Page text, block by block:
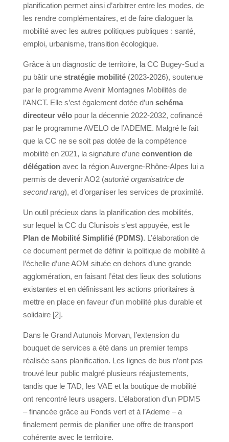
planification permet ainsi d’arbitrer entre les modes, de
les rendre complémentaires, et de faire dialoguer la
mobilité avec les autres politiques publiques : santé,
emploi, urbanisme, transition écologique.
Grâce à un diagnostic de territoire, la CC Bugey-Sud a
pu bâtir une stratégie mobilité(2023-2026), soutenue
par le programme Avenir Montagnes Mobilités de
l’ANCT. Elle s’est également dotée d’un schéma
directeur vélopour la décennie 2022-2032, cofinancé
par le programme AVELO de l’ADEME. Malgré le fait
que la CC ne se soit pas dotée de la compétence
mobilité en 2021, la signature d’une convention de
délégationavec la région Auvergne-Rhône-Alpes lui a
permis de devenir AO2 (autorité organisatrice de
second rang), et d’organiser les services de proximité.
Un outil précieux dans la planification des mobilités,
sur lequel la CC du Clunisois s’est appuyée, est le
Plan de Mobilité Simplifié (PDMS). L’élaboration de
ce document permet de définir la politique de mobilité à
l’échelle d’une AOM située en dehors d’une grande
agglomération, en faisant l’état des lieux des solutions
existantes et en définissant les actions prioritaires à
mettre en place en faveur d’un mobilité plus durable et
solidaire [2].
Dans le Grand Autunois Morvan, l’extension du
bouquet de services a été dans un premier temps
réalisée sans planification. Les lignes de bus n’ont pas
trouvé leur public malgré plusieurs réajustements,
tandis que le TAD, les VAE et la boutique de mobilité
ont rencontré leurs usagers. L’élaboration d’un PDMS
– financée grâce au Fonds vert et à l’Ademe – a
finalement permis de planifier une offre de transport
cohérente avec le territoire.